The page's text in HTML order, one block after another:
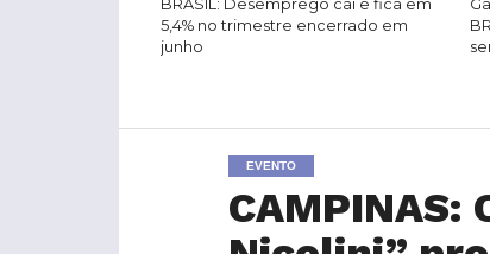
BRASIL: Desemprego cai e fica em
5,4% no trimestre encerrado em
junho
EVENTO
CAMPINAS: